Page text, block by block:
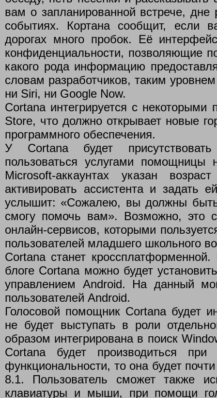
вам о запланированной встрече,
событиях. Кортана сообщит, если
дорогах много пробок. Её
конфиденциальности, позволяющие
какого рода информацию
словам разработчиков, таким
ни Siri, ни Google Now.
Cortana интегрируется с
Store, что должно открывает новые
программного обеспечения.
У Cortana будет
пользоваться услугами помощницы
Microsoft-аккаунтах указан
активировать ассистента и задать
услышит: «Сожалею, вы должны
смогу помочь вам». Возможно, это
онлайн-сервисов, которыми
пользователей младшего школьного
Cortana станет
блоге Cortana можно будет
управлением Android. На данный
пользователей Android.
Голосовой помощник Сortana будет
не будет выступать в роли
образом интегрирована в поиск
Сortana будет производиться
функциональности, то она будет
8.1. Пользователь сможет также
клавиатуры и мыши, при помощи